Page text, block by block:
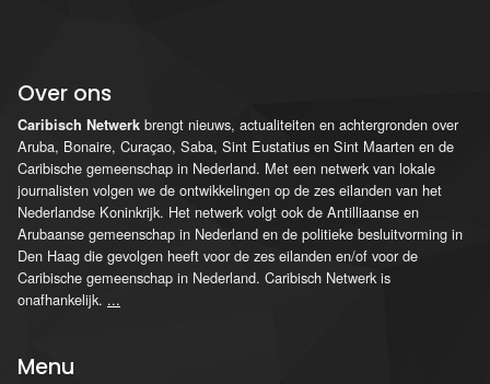
Over ons
Caribisch Netwerk brengt nieuws, actualiteiten en achtergronden over
Aruba, Bonaire, Curaçao, Saba, Sint Eustatius en Sint Maarten en de
Caribische gemeenschap in Nederland. Met een netwerk van lokale
journalisten volgen we de ontwikkelingen op de zes eilanden van het
Nederlandse Koninkrijk. Het netwerk volgt ook de Antilliaanse en
Arubaanse gemeenschap in Nederland en de politieke besluitvorming in
Den Haag die gevolgen heeft voor de zes eilanden en/of voor de
Caribische gemeenschap in Nederland. Caribisch Netwerk is
onafhankelijk. ...
Menu